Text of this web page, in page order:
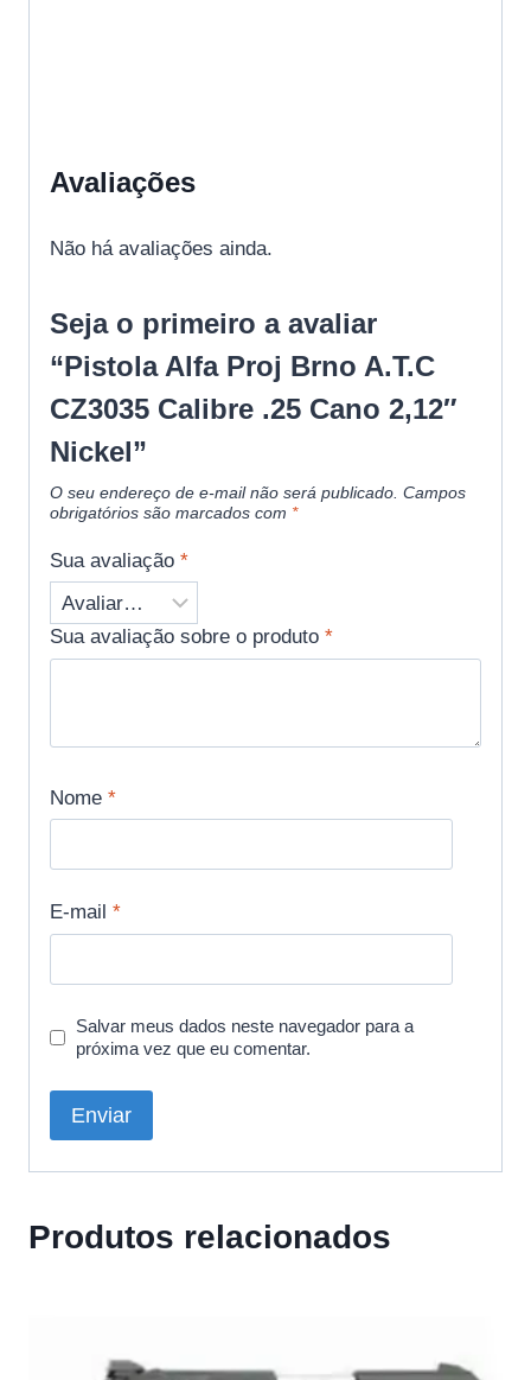
Avaliações
Não há avaliações ainda.
Seja o primeiro a avaliar
“Pistola Alfa Proj Brno A.T.C
CZ3035 Calibre .25 Cano 2,12″
Nickel”
O seu endereço de e-mail não será publicado. Campos
obrigatórios são marcados com *
Sua avaliação *
Sua avaliação sobre o produto *
Nome *
E-mail *
Salvar meus dados neste navegador para a
próxima vez que eu comentar.
Produtos relacionados